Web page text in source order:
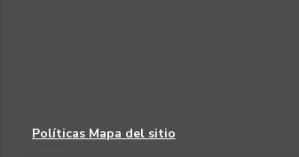
Políticas Mapa del sitio